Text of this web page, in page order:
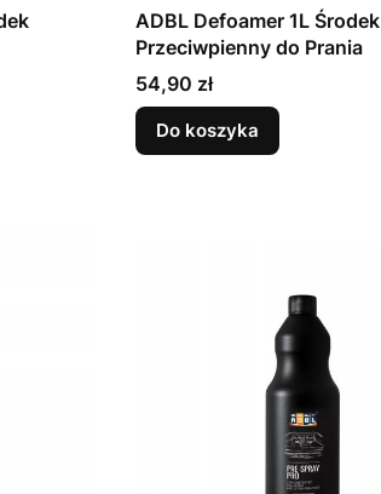
ADBL Defoamer 1L Środek
Przeciwpienny do Prania
Cena
54,90 zł
Do koszyka